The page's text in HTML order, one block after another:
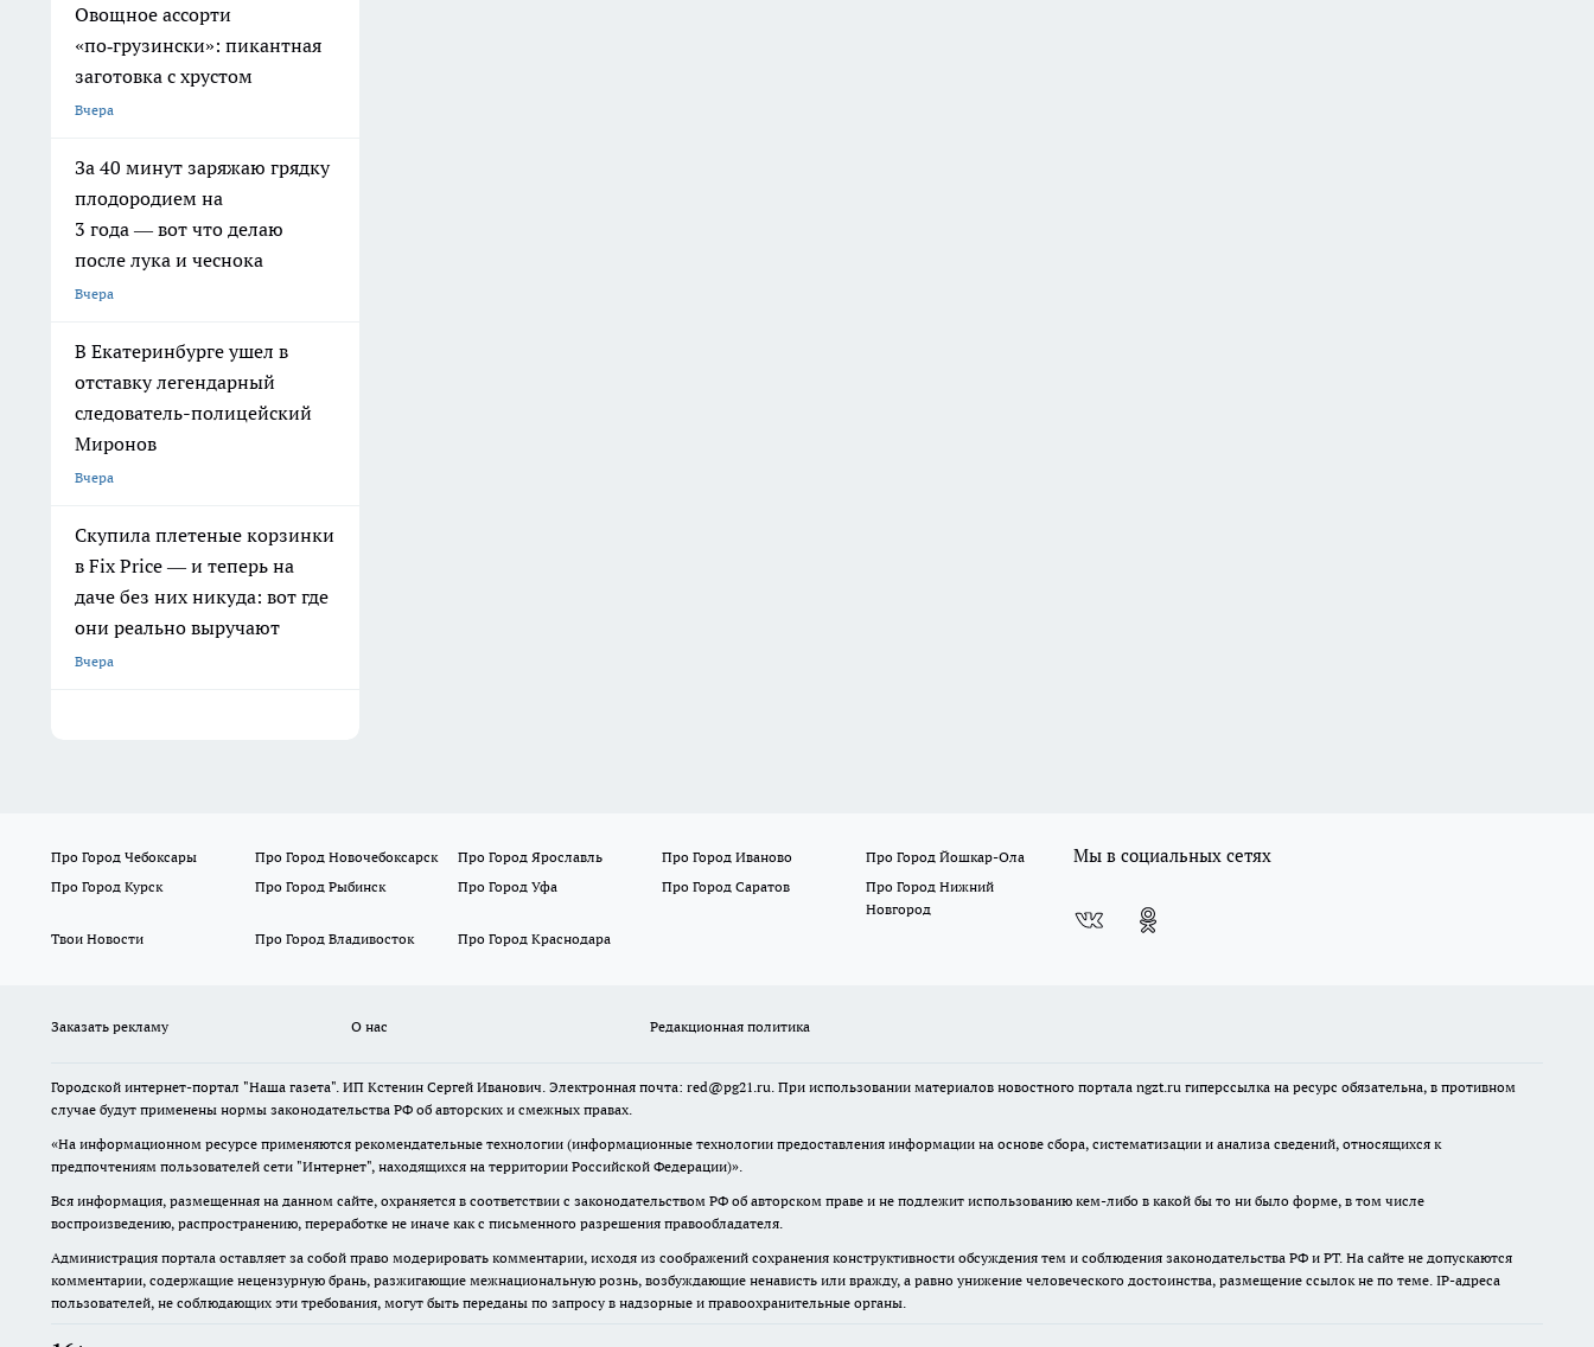
Овощное ассорти
«по‑грузински»: пикантная
заготовка с хрустом
Вчера
За 40 минут заряжаю грядку
плодородием на
3 года — вот что делаю
после лука и чеснока
Вчера
В Екатеринбурге ушел в
отставку легендарный
следователь-полицейский
Миронов
Вчера
Скупила плетеные корзинки
в Fix Price — и теперь на
даче без них никуда: вот где
они реально выручают
Вчера
Про Город Чебоксары Про Город Новочебоксарск Про Город Ярославль Про Город Иваново
Про Город Йошкар-Ола
Про Город Курск
Про Город Рыбинск Про Город Уфа Про Город Саратов
Про Город Нижний
Новгород
Твои Новости
Про Город Владивосток Про Город Краснодара
Мы в социальных сетях
Заказать рекламу О нас Редакционная политика
Городской интернет-портал "Наша газета". ИП Кстенин Сергей Иванович. Электронная почта: red@pg21.ru. При использовании материалов новостного портала ngzt.ru гиперссылка на ресурс обязательна, в противном
случае будут применены нормы законодательства РФ об авторских и смежных правах.
«На информационном ресурсе применяются рекомендательные технологии (информационные технологии предоставления информации на основе сбора, систематизации и анализа сведений, относящихся к
предпочтениям пользователей сети "Интернет", находящихся на территории Российской Федерации)».
Вся информация, размещенная на данном сайте, охраняется в соответствии с законодательством РФ об авторском праве и не подлежит использованию кем-либо в какой бы то ни было форме, в том числе
воспроизведению, распространению, переработке не иначе как с письменного разрешения правообладателя.
Администрация портала оставляет за собой право модерировать комментарии, исходя из соображений сохранения конструктивности обсуждения тем и соблюдения законодательства РФ и РТ. На сайте не допускаются
комментарии, содержащие нецензурную брань, разжигающие межнациональную рознь, возбуждающие ненависть или вражду, а равно унижение человеческого достоинства, размещение ссылок не по теме. IP-адреса
пользователей, не соблюдающих эти требования, могут быть переданы по запросу в надзорные и правоохранительные органы.